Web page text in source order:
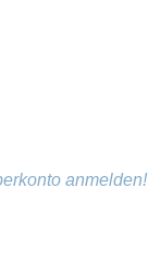
anmelden!